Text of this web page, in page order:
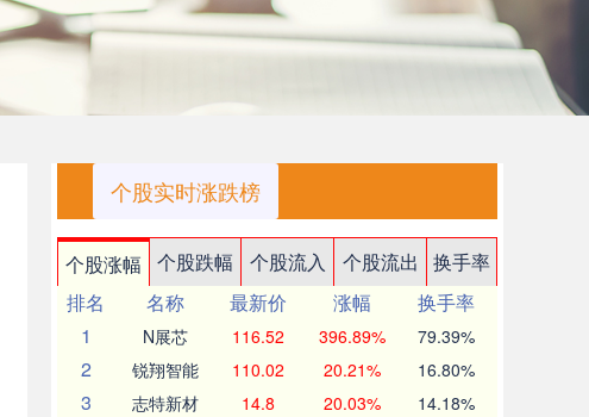
个股实时涨跌榜
个股涨幅 个股跌幅 个股流入 个股流出
换手率
排名
名称 最新价 涨幅
换手率
1
N展芯 116.52 396.89% 79.39%
2 锐翔智能 110.02 20.21% 16.80%
3 志特新材 14.8 20.03% 14.18%